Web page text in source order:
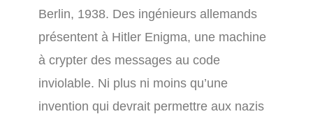
Berlin, 1938. Des ingénieurs allemands
présentent à Hitler Enigma, une machine
à crypter des messages au code
inviolable. Ni plus ni moins qu’une
invention qui devrait permettre aux nazis